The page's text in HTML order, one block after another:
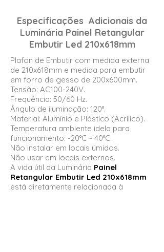
Especificações Adicionais da
Luminária Painel Retangular
Embutir Led 210x618mm
Plafon de Embutir com medida externa
de 210x618mm e medida para embutir
em forro de gesso de 200x600mm.
Tensão: AC100-240V.
Frequência: 50/60 Hz.
Ângulo de iluminação: 120°.
Material: Alumínio e Plástico (Acrílico).
Temperatura ambiente idela para
funcionamento: -20°C ~ 40°C.
Não instalar em locais úmidos.
Não usar em locais externos.
A vida útil da Luminária Painel
Retangular Embutir Led 210x618mm
está diretamente relacionada à